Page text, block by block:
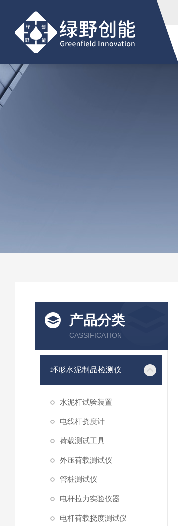
产品分类
CASSIFICATION
环形水泥制品检测仪
水泥杆试验装置
电线杆挠度计
荷载测试工具
外压荷载测试仪
管桩测试仪
电杆拉力实验仪器
电杆荷载挠度测试仪